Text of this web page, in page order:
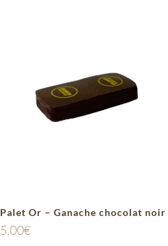
Palet Or – Ganache chocolat noir
5,00€